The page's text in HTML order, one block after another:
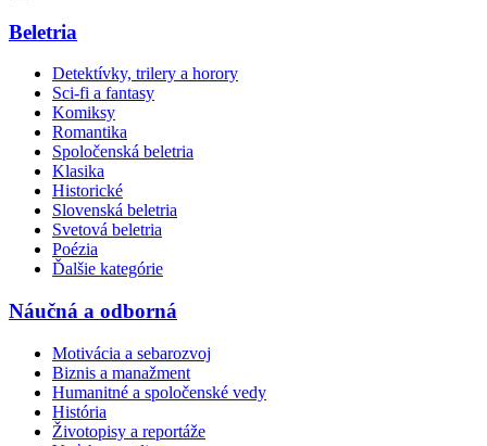
Beletria
Detektívky, trilery a horory
Sci-fi a fantasy
Komiksy
Romantika
Spoločenská beletria
Klasika
Historické
Slovenská beletria
Svetová beletria
Poézia
Ďalšie kategórie
Náučná a odborná
Motivácia a sebarozvoj
Biznis a manažment
Humanitné a spoločenské vedy
História
Životopisy a reportáže